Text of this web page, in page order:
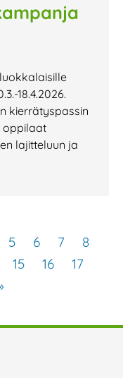
18.4.2026.
kierrätyspassin
oppilaat
lajitteluun ja
5 6 7
8
15 16
17